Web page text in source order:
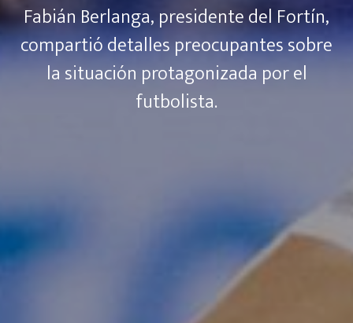
Fabián Berlanga, presidente del Fortín,
compartió detalles preocupantes sobre
la situación protagonizada por el
futbolista.